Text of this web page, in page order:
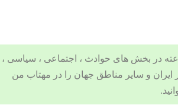
ایران و سایر مناطق جهان را در مهتاب من